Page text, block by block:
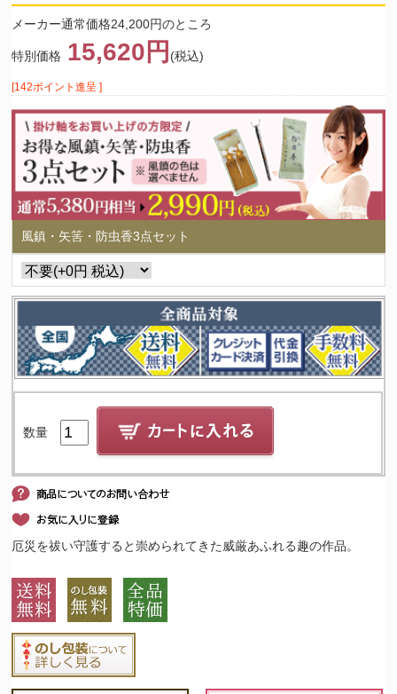
メーカー通常価格24,200円のところ
特別価格 15,620円 (税込)
[142ポイント進呈 ]
風鎮・矢筈・防虫香3点セット
数量
厄災を祓い守護すると崇められてきた威厳あふれる趣の作品。